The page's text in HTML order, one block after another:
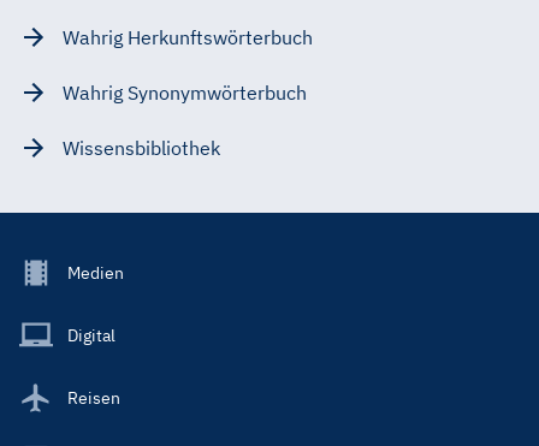
Wahrig Herkunftswörterbuch
Wahrig Synonymwörterbuch
Wissensbibliothek
Footer
Main
Medien
Digital
Reisen